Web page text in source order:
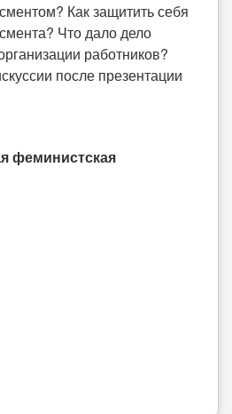
Как защитить себя
Что дало дело
работников?
после презентации
феминистская